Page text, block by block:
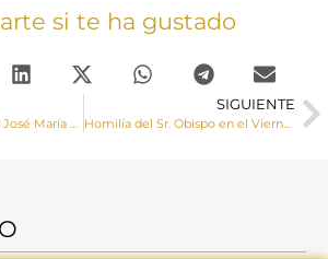
si te ha gustado
Homilía de Monseñor José María Yanguas en la Misa Crismal de 2023
SIGUIENTE
Homilía del Sr. Obispo en el Viernes Santo de 2023